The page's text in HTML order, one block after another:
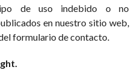
de uso indebido o no
en nuestro sitio web,
formulario de contacto.